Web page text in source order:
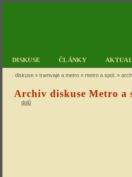
DISKUSE ČLÁNKY
diskuse » tramvaje a metro » metro a spol. »
Archiv diskuse Metro a
dolů